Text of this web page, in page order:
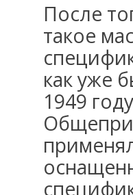
После
такое
как уже
1949